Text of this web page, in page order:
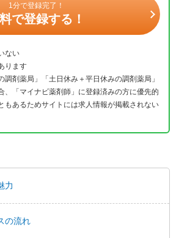
1分で登録完了！
で登録する！
ない
ります
調剤薬局」「土日休み＋平日休みの調剤薬局」
、「マイナビ薬剤師」に登録済みの方に優先的
もあるためサイトには求人情報が掲載されない
力
の流れ